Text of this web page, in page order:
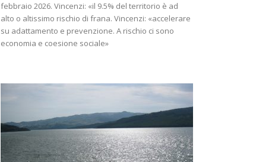
febbraio 2026. Vincenzi: «il 9.5% del territorio è ad
alto o altissimo rischio di frana. Vincenzi: «accelerare
su adattamento e prevenzione. A rischio ci sono
economia e coesione sociale»